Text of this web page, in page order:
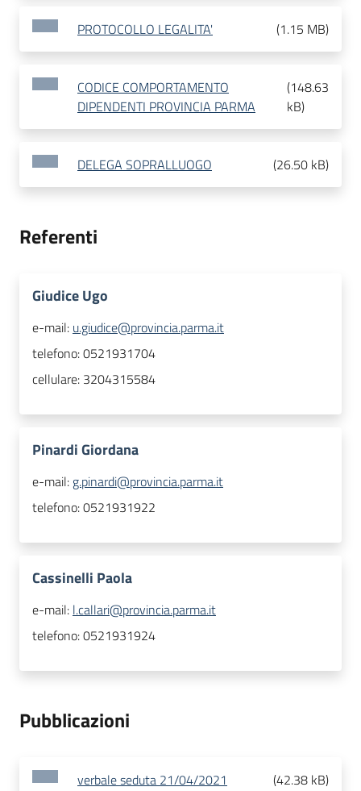
PROTOCOLLO LEGALITA' (1.15 MB)
CODICE COMPORTAMENTO
DIPENDENTI PROVINCIA PARMA
(148.63
kB)
DELEGA SOPRALLUOGO (26.50 kB)
Referenti
Giudice Ugo
e-mail: u.giudice@provincia.parma.it
telefono:0521931704
cellulare: 3204315584
Pinardi Giordana
e-mail: g.pinardi@provincia.parma.it
telefono:0521931922
Cassinelli Paola
e-mail: l.callari@provincia.parma.it
telefono:0521931924
Pubblicazioni
verbale seduta 21/04/2021 (42.38 kB)